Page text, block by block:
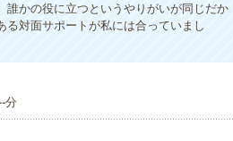
かの役に立つというやりがいが同じだか
対面サポートが私には合っていまし
分